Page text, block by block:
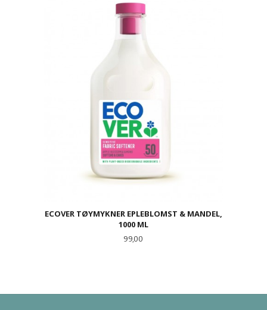
ECOVER TØYMYKNER EPLEBLOMST & MANDEL,
1000 ML
Pris
99,00